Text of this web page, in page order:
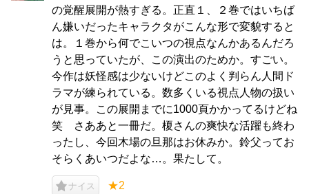
の覚醒展開が熱すぎる。正直１、２巻ではいちば
ん嫌いだったキャラクタがこんな形で変貌すると
は。１巻から何でこいつの視点なんかあるんだろ
うと思っていたが、この演出のためか。すごい。
今作は妖怪感は少ないけどこのよく判らん人間ド
ラマが練られている。数多くいる視点人物の扱い
が見事。この展開までに1000頁かかってるけどね
笑 さああと一冊だ。榎さんの爽快な活躍も終わ
ったし、今回木場の旦那はお休みか。鈴父ってお
そらくあいつだよな…。果たして。
ナイス ★2